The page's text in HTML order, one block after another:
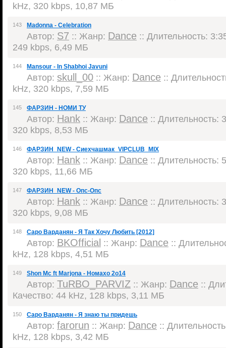
kHz, 320 kbps, 10,87 МБ
143 Madonna - Celebration
Автор: S7 :: Жанр: Dance :: Длительность:
249 kbps, 6,49 МБ
144 Mansour - In Shabhoi Javuni
Автор: skull_00 :: Жанр: Dance ::
kHz, 320 kbps, 7,59 МБ
145 ФАРЗИН - НОМИ ТУ
Автор: Hank :: Жанр: Dance :: Длительность:
320 kbps, 8,53 МБ
146 ФАРЗИН_NEW - Сиехчашмак_VIPCLUB_MIX
Автор: Hank :: Жанр: Dance :: Длительность:
320 kbps, 11,66 МБ
147 ФАРЗИН_NEW - Опс-Опс
Автор: Hank :: Жанр: Dance :: Длительность:
320 kbps, 9,08 МБ
148 Саро Варданян - Я Так Хочу Любить [2012]
Автор: BKOfficial :: Жанр: Dance ::
kHz, 128 kbps, 4,51 МБ
149 Shon Mc ft Marjona - Номахо 2о14
Автор: TuRBO_PARVIZ :: Жанр: Dance ::
Качество: 44 kHz, 128 kbps, 3,11 МБ
150 Саро Варданян - Я знаю ты придешь
Автор: farorun :: Жанр: Dance ::
kHz, 128 kbps, 3,42 МБ